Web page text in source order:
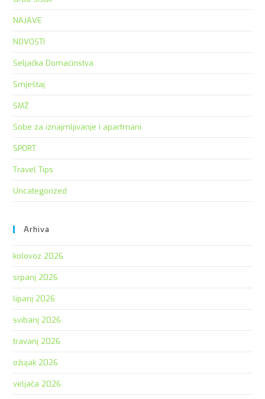
NAJAVE
NOVOSTI
Seljačka Domaćinstva
Smještaj
SMŽ
Sobe za iznajmljivanje i apartmani
SPORT
Travel Tips
Uncategorized
Arhiva
kolovoz 2026
srpanj 2026
lipanj 2026
svibanj 2026
travanj 2026
ožujak 2026
veljača 2026